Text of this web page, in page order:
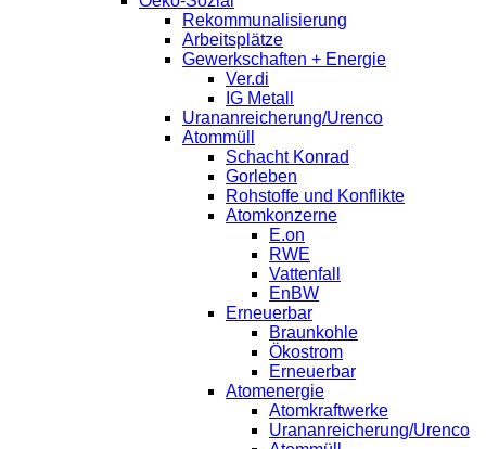
Rekommunalisierung
Arbeitsplätze
Gewerkschaften + Energie
Ver.di
IG Metall
Urananreicherung/Urenco
Atommüll
Schacht Konrad
Gorleben
Rohstoffe und Konflikte
Atomkonzerne
E.on
RWE
Vattenfall
EnBW
Erneuerbar
Braunkohle
Ökostrom
Erneuerbar
Atomenergie
Atomkraftwerke
Urananreicherung/Urenco